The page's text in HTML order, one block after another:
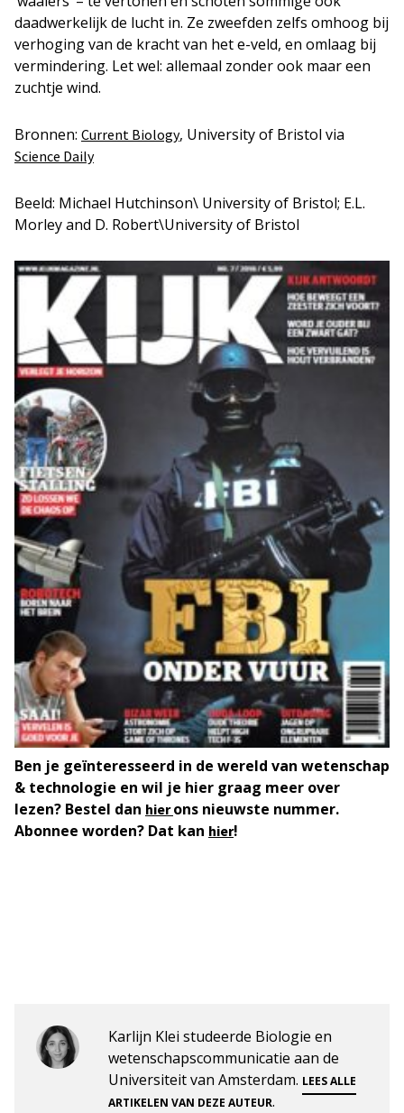
daadwerkelijk de lucht in. Ze zweefden zelfs omhoog bij
verhoging van de kracht van het e-veld, en omlaag bij
vermindering. Let wel: allemaal zonder ook maar een
zuchtje wind.
Bronnen: Current Biology, University of Bristol via
Science Daily
Beeld: Michael Hutchinson\ University of Bristol; E.L.
Morley and D. Robert\University of Bristol
Ben je geïnteresseerd in de wereld van wetenschap
& technologie en wil je hier graag meer over
lezen? Bestel dan hierons nieuwste nummer.
Abonnee worden? Dat kan hier!
Karlijn Klei studeerde Biologie en
wetenschapscommunicatie aan de
Universiteit van Amsterdam. LEES ALLE
ARTIKELEN VAN DEZE AUTEUR.